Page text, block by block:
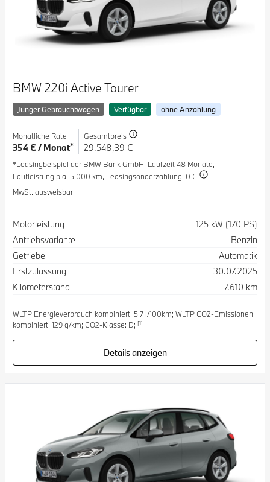
BMW 220i Active Tourer
Junger Gebrauchtwagen Verfügbar ohne Anzahlung
Monatliche Rate
354 € / Monat*
Gesamtpreis
29.548,39 €
*Leasingbeispiel der BMW Bank GmbH: Laufzeit 48 Monate,
Laufleistung p.a. 5.000 km, Leasingsonderzahlung: 0 €
MwSt. ausweisbar
Spezifikation
Motorleistung
125 kW (170 PS)
Antriebsvariante
Benzin
Getriebe
Automatik
Erstzulassung
30.07.2025
Kilometerstand
7.610 km
WLTP Energieverbrauch kombiniert: 5.7 l/100km; WLTP CO2-Emissionen
kombiniert: 129 g/km; CO2-Klasse: D; [1]
Details anzeigen